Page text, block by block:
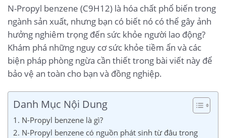
N-Propyl benzene (C9H12) là hóa chất phổ biến trong
ngành sản xuất, nhưng bạn có biết nó có thể gây ảnh
hưởng nghiêm trọng đến sức khỏe người lao động?
Khám phá những nguy cơ sức khỏe tiềm ẩn và các
biện pháp phòng ngừa cần thiết trong bài viết này để
bảo vệ an toàn cho bạn và đồng nghiệp.
Danh Mục Nội Dung
1. N-Propyl benzene là gì?
2. N-Propyl benzene có nguồn phát sinh từ đâu trong